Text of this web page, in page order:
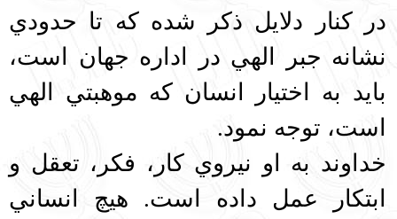
در كنار دلايل ذكر شده كه تا حدودي
نشانه جبر الهي در اداره جهان است،
بايد به اختيار انسان كه موهبتي الهي
است، توجه نمود.
خداوند به او نيروي كار، فكر، تعقل و
ابتكار عمل داده است. هيچ انساني